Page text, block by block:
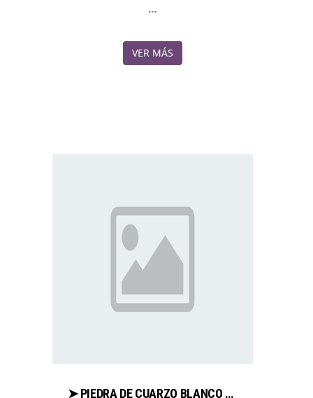
…
VER MÁS
➤ PIEDRA DE CUARZO BLANCO ANALIZA PRECIOS PARA COMPRAR CON LIBRERIAESOTERICA.NET